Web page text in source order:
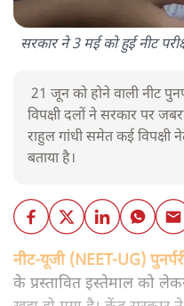
सरकार ने 3 मई को हुई नीट
21 जून को होने वाली नीट
विपक्षी दलों ने सरकार पर
राहुल गांधी समेत कई विपक्षी
बताया है।
नीट-यूजी (NEET-UG)
के प्रस्तावित इस्तेमाल को